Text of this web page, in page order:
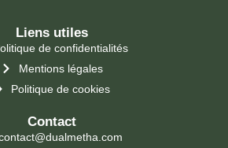
Liens utiles
de confidentialités
Mentions légales
Politique de cookies
Contact